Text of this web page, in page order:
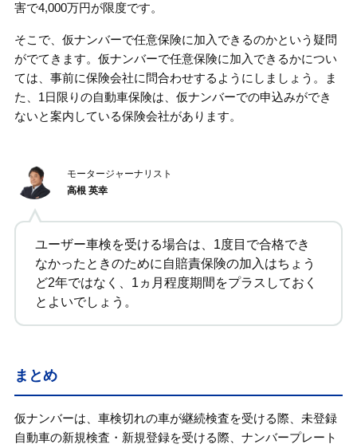
害で4,000万円が限度です。
そこで、仮ナンバーで任意保険に加入できるのかという疑問
がでてきます。仮ナンバーで任意保険に加入できるかについ
ては、事前に保険会社に問合わせするようにしましょう。ま
た、1日限りの自動車保険は、仮ナンバーでの申込みができ
ないと案内している保険会社があります。
モータージャーナリスト
高根 英幸
ユーザー車検を受ける場合は、1度目で合格でき
なかったときのために自賠責保険の加入はちょう
ど2年ではなく、1ヵ月程度期間をプラスしておく
とよいでしょう。
まとめ
仮ナンバーは、車検切れの車が継続検査を受ける際、未登録
自動車の新規検査・新規登録を受ける際、ナンバープレート